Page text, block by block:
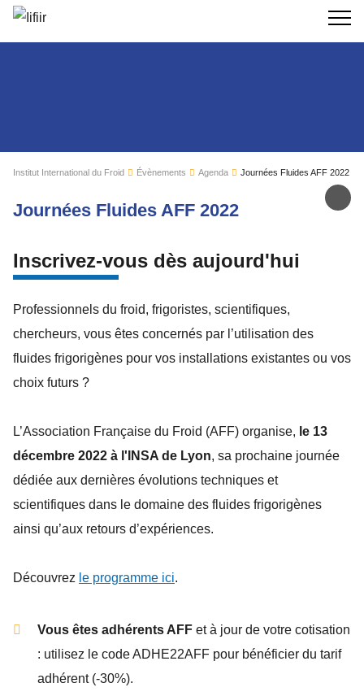
Institut International du Froid Évènements Agenda
Journées Fluides AFF 2022
Journées Fluides AFF 2022
Inscrivez-vous dès aujourd'hui
Professionnels du froid, frigoristes, scientifiques,
chercheurs, vous êtes concernés par l’utilisation des
fluides frigorigènes pour vos installations existantes ou vos
choix futurs ?
L’Association Française du Froid (AFF) organise, le 13
décembre 2022 à l'INSA de Lyon, sa prochaine journée
dédiée aux dernières évolutions techniques et
scientifiques dans le domaine des fluides frigorigènes
ainsi qu’aux retours d’expériences.
Découvrez le programme ici.
Vous êtes adhérents AFF et à jour de votre cotisation
: utilisez le code ADHE22AFF pour bénéficier du tarif
adhérent (-30%).